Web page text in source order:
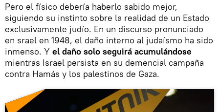
Pero el físico debería haberlo sabido mejor,
siguiendo su instinto sobre la realidad de un Estado
exclusivamente judío. En un discurso pronunciado
en srael en 1948, el daño interno al judaísmo ha sido
inmenso. Y el daño solo seguirá acumulándose
mientras Israel persista en su demencial campaña
contra Hamás y los palestinos de Gaza.